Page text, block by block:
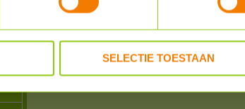
SELECTIE TOESTAAN